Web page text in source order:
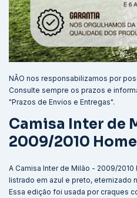
NÃO nos responsabilizamos por
Consulte sempre os prazos e
"Prazos de Envios e Entregas".
Camisa Inter de
2009/2010 Home
A Camisa Inter de Milão - 2009/
listrado em azul e preto, eternizado
Essa edição foi usada por craques